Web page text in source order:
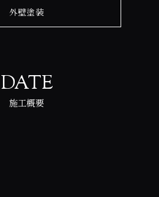
外壁塗装
DATE
施工概要